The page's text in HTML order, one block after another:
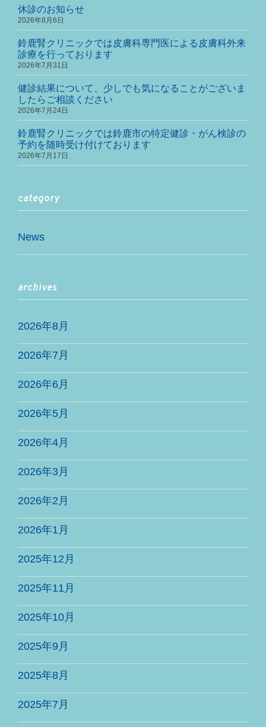
休診のお知らせ
2026年8月6日
鈴鹿腎クリニックでは皮膚科専門医による皮膚科外来
診療を行っております
2026年7月31日
健診結果について、少しでも気になることがございま
したらご相談ください
2026年7月24日
鈴鹿腎クリニックでは鈴鹿市の特定健診・がん検診の
予約を随時受け付けております
2026年7月17日
category
News
archives
2026年8月
2026年7月
2026年6月
2026年5月
2026年4月
2026年3月
2026年2月
2026年1月
2025年12月
2025年11月
2025年10月
2025年9月
2025年8月
2025年7月